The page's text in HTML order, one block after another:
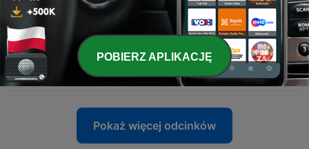
5 - #5 Intermezzo: Naufal dan Curhatannya
15 maj 2020
4 - #4: Jurnal Komuter Jabodetabek
08 maj 2020
Pokaż więcej odcinków
POBIERZ APLIKACJĘ